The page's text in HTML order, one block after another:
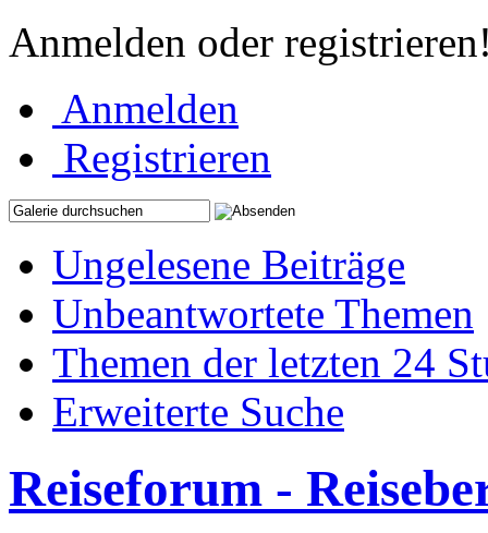
Anmelden oder
Anmelden
Registrieren
Ungelesene Beiträge
Unbeantwortete Themen
Themen der letzten 24
Erweiterte Suche
Reiseforum -